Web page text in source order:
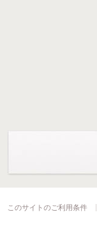
このサイトのご利用条件